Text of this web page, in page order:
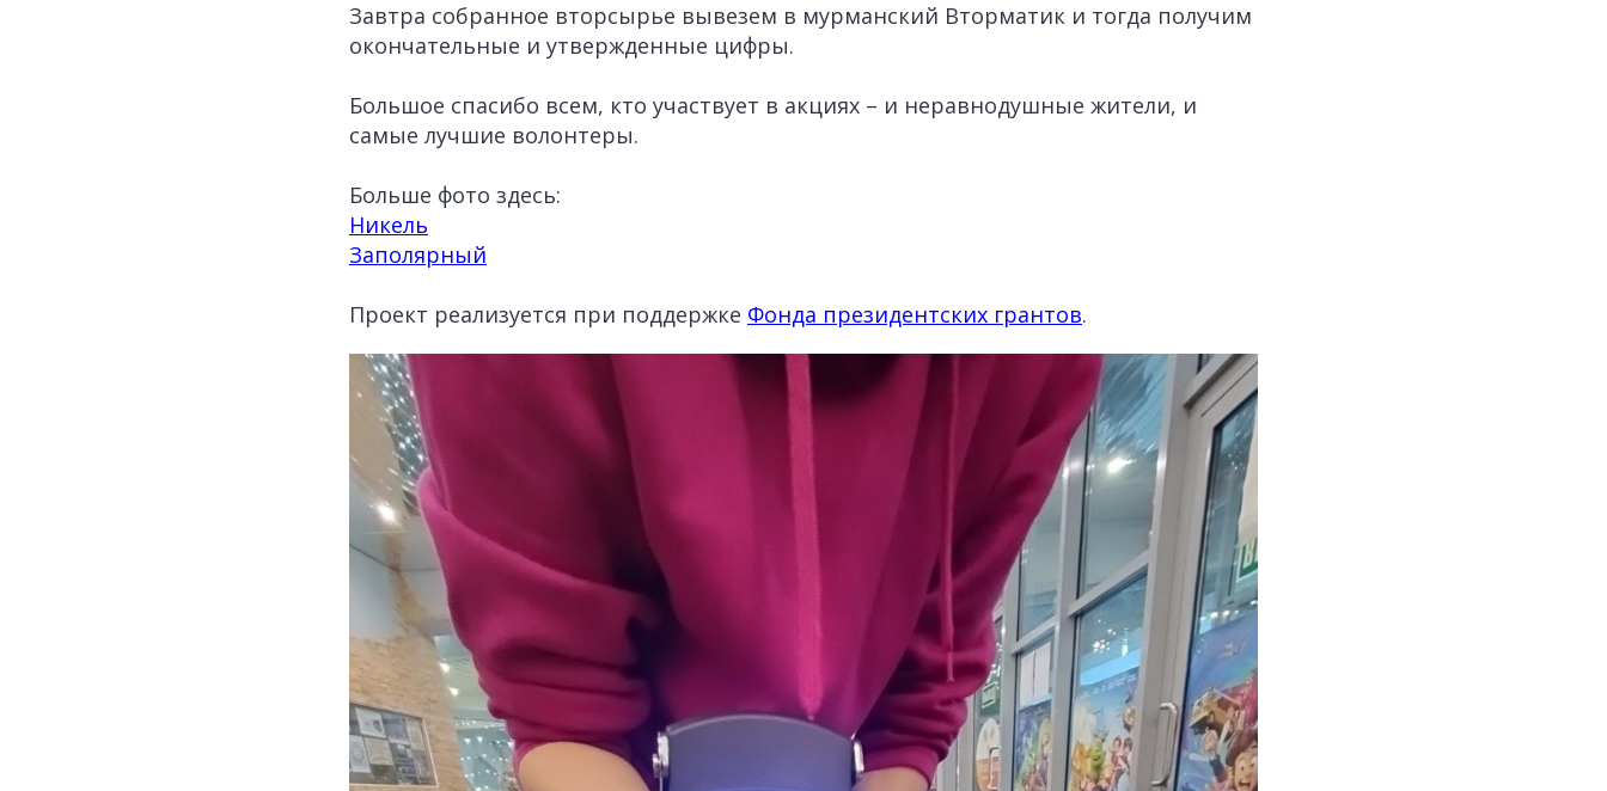
Завтра собранное вторсырье вывезем в мурманский Вторматик и тогда получим
окончательные и утвержденные цифры.
Большое спасибо всем, кто участвует в акциях – и неравнодушные жители, и
самые лучшие волонтеры.
Больше фото здесь:
Никель
Заполярный
Проект реализуется при поддержке Фонда президентских грантов.